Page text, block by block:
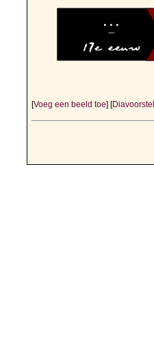
[Voeg een beeld toe] [